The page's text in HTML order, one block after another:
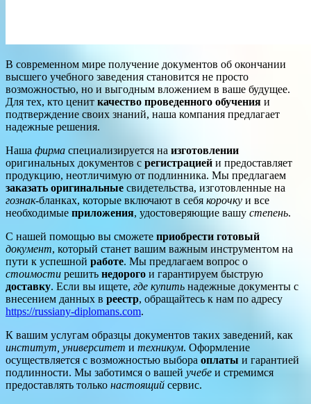
В современном мире получение документов об окончании
высшего учебного заведения становится не просто
возможностью, но и выгодным вложением в ваше будущее.
Для тех, кто ценит качество проведенного обучения и
подтверждение своих знаний, наша компания предлагает
надежные решения.
Наша фирма специализируется на изготовлении
оригинальных документов с регистрацией и предоставляет
продукцию, неотличимую от подлинника. Мы предлагаем
заказать оригинальные свидетельства, изготовленные на
гознак-бланках, которые включают в себя корочку и все
необходимые приложения, удостоверяющие вашу степень.
С нашей помощью вы сможете приобрести готовый
документ, который станет вашим важным инструментом на
пути к успешной работе. Мы предлагаем вопрос о
стоимости решить недорого и гарантируем быструю
доставку. Если вы ищете, где купить надежные документы с
внесением данных в реестр, обращайтесь к нам по адресу
https://russiany-diplomans.com.
К вашим услугам образцы документов таких заведений, как
институт, университет и техникум. Оформление
осуществляется с возможностью выбора оплаты и гарантией
подлинности. Мы заботимся о вашей учебе и стремимся
предоставлять только настоящий сервис.